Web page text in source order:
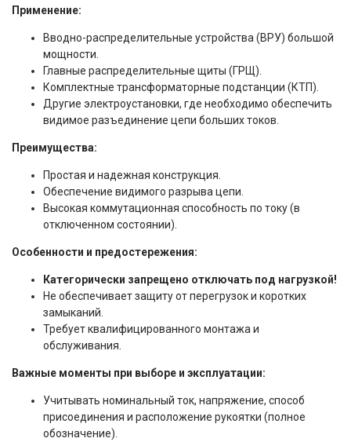
Применение:
Вводно-распределительные устройства (ВРУ) большой
мощности.
Главные распределительные щиты (ГРЩ).
Комплектные трансформаторные подстанции (КТП).
Другие электроустановки, где необходимо обеспечить
видимое разъединение цепи больших токов.
Преимущества:
Простая и надежная конструкция.
Обеспечение видимого разрыва цепи.
Высокая коммутационная способность по току (в
отключенном состоянии).
Особенности и предостережения:
Категорически запрещено отключать под нагрузкой!
Не обеспечивает защиту от перегрузок и коротких
замыканий.
Требует квалифицированного монтажа и
обслуживания.
Важные моменты при выборе и эксплуатации:
Учитывать номинальный ток, напряжение, способ
присоединения и расположение рукоятки (полное
обозначение).